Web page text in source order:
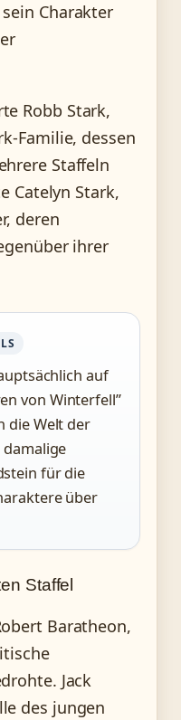
Charakter
Robb Stark,
Familie, dessen
Staffeln
Catelyn Stark,
deren
ihrer
auf
von Winterfell”
die Welt der
damalige
für die
über
Staffel
Baratheon,
Jack
des jungen